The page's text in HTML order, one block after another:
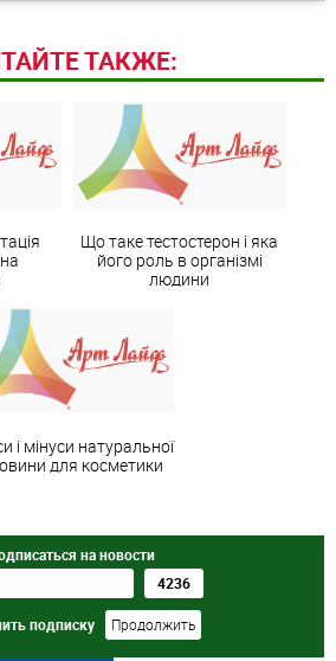
ТАКЖЕ:
Що таке тестостерон і яка
його роль в організмі
людини
і мінуси натуральної
для косметики
на новости
подписку